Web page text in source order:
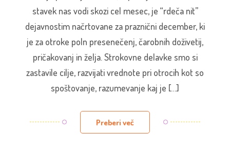
stavek nas vodi skozi cel mesec, je “rdeča nit”
dejavnostim načrtovane za praznični december, ki
je za otroke poln presenečenj, čarobnih doživetij,
pričakovanj in želja. Strokovne delavke smo si
zastavile cilje, razvijati vrednote pri otrocih kot so
spoštovanje, razumevanje kaj je […]
Preberi več